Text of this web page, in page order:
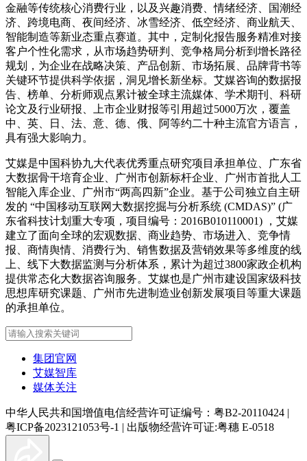
金融等传统核心消费行业，以及兴趣消费、情绪经济、国潮经
济、跨境电商、夜间经济、冰雪经济、低空经济、商业航天、
智能制造等新业态重点赛道。其中，定制化报告服务精准对接
客户个性化需求，从市场趋势研判、竞争格局分析到增长路径
规划，为企业在战略决策、产品创新、市场拓展、品牌背书等
关键环节提供科学依据，洞见增长新坐标。艾媒咨询的数据报
告、榜单、分析师观点累计被全球主流媒体、学术期刊、科研
论文及行业研报、上市企业财报等引用超过5000万次，覆盖
中、英、日、法、意、德、俄、阿等约二十种主流官方语言，
具有强大影响力。
艾媒是中国科协九大代表优秀重点研究项目承担单位、广东省
大数据骨干培育企业、广州市创新标杆企业、广州市首批人工
智能入库企业、广州市“两高四新”企业。基于公司独立自主研
发的 “中国移动互联网大数据挖掘与分析系统 (CMDAS)” (广
东省科技计划重大专项，项目编号：2016B010110001) ，艾媒
建立了面向全球的宏观数据、商业趋势、市场进入、竞争情
报、商情舆情、消费行为、销售数据及营销效果等多维度的线
上、线下大数据监测与分析体系，累计为超过3800家政企机构
提供常态化大数据咨询服务。艾媒也是广州市建设国家级科技
思想库研究课题、广州市先进制造业创新发展项目等重大课题
的承担单位。
集团官网
艾媒智库
媒体关注
中华人民共和国增值电信经营许可证编号：粤B2-20110424 |
粤ICP备2023121053号-1 | 出版物经营许可证:粤穗 E-0518